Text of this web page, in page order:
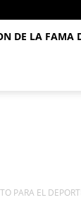
DE LA FAMA
PARA EL